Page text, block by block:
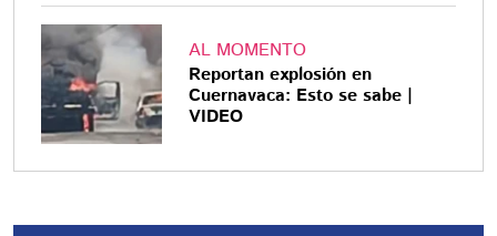
AL MOMENTO
Reportan explosión en
Cuernavaca: Esto se sabe |
VIDEO